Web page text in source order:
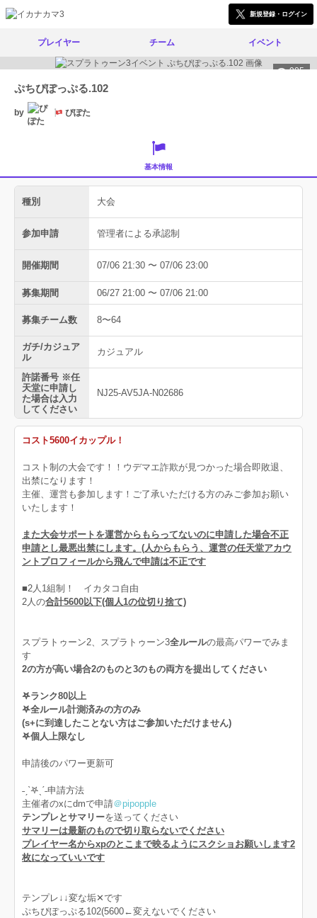
新規登録・ログイン
プレイヤー チーム イベント
905
ぷちぴぽっぷる.102
by ぴぽた
基本情報
種別 大会
参加申請 管理者による承認制
開催期間 07/06 21:30 〜 07/06 23:00
募集期間 06/27 21:00 〜 07/06 21:00
募集チーム数 8〜64
ガチ/カジュア
ル
カジュアル
許諾番号 ※任
天堂に申請し
た場合は入力
してください
NJ25-AV5JA-N02686
コスト5600イカップル！
コスト制の大会です！！ウデマエ詐欺が見つかった場合即敗退、
出禁になります！
主催、運営も参加します！ご了承いただける方のみご参加お願い
いたします！
また大会サポートを運営からもらってないのに申請した場合不正
申請とし最悪出禁にします。(人からもらう、運営の任天堂アカウ
ントプロフィールから飛んで申請は不正です
■2人1組制！ イカタコ自由
2人の合計5600以下(個人1の位切り捨て)
スプラトゥーン2、スプラトゥーン3全ルールの最高パワーでみま
す
2の方が高い場合2のものと3のもの両方を提出してください
𖤐ランク80以上
𖤐全ルール計測済みの方のみ
(s+に到達したことない方はご参加いただけません)
𖤐個人上限なし
申請後のパワー更新可
˗ˏˋ𖤐ˎˊ˗申請方法
主催者のxにdmで申請＠pipopple
テンプレとサマリーを送ってください
サマリーは最新のもので切り取らないでください
プレイヤー名からxpのとこまで映るようにスクショお願いします2
枚になっていいです
テンプレ↓↓変な垢‪✕‬です
ぷちぴぽっぷる102(5600←変えないでください